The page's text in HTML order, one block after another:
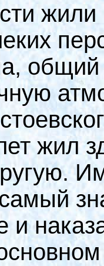
общий
жил
и